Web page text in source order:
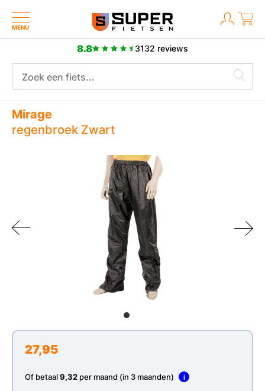
MENU
8.8 3132 reviews
2 jaar fabrieksgarantie
Mirage
regenbroek Zwart
27,95
Of betaal9,32 per maand (in 3 maanden) i